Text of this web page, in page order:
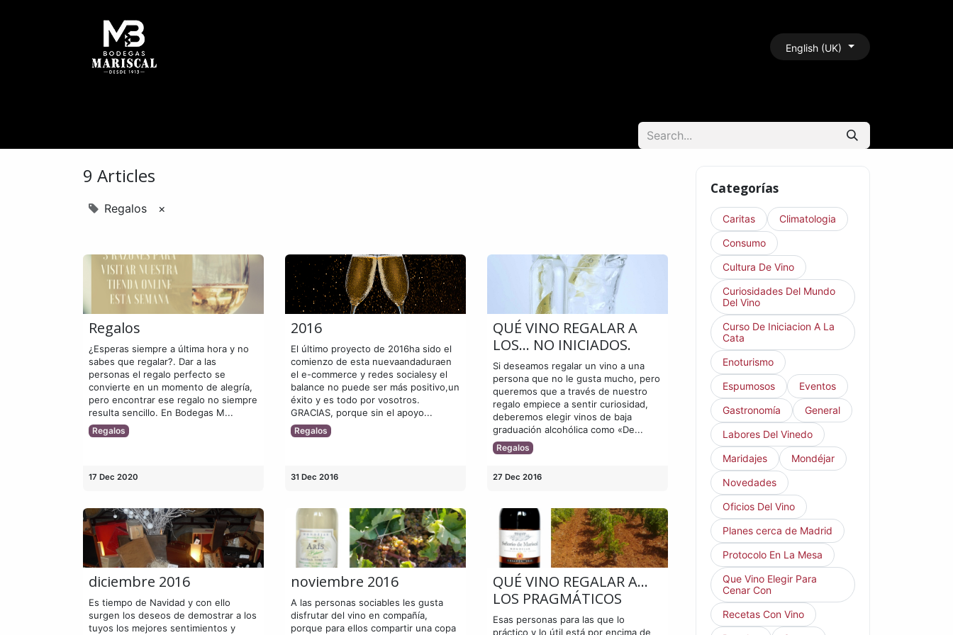
English (UK)
9 Articles
Regalos ×
Regalos
¿Esperas siempre a última hora y no
sabes que regalar?. Dar a las
personas el regalo perfecto se
convierte en un momento de alegría,
pero encontrar ese regalo no siempre
resulta sencillo. En Bodegas M...
Regalos
17 Dec 2020
2016
El último proyecto de 2016ha sido el
comienzo de esta nuevaandaduraen
el e-commerce y redes socialesy el
balance no puede ser más positivo,un
éxito y es todo por vosotros.
GRACIAS, porque sin el apoyo...
Regalos
31 Dec 2016
QUÉ VINO REGALAR A
LOS… NO INICIADOS.
Si deseamos regalar un vino a una
persona que no le gusta mucho, pero
queremos que a través de nuestro
regalo empiece a sentir curiosidad,
deberemos elegir vinos de baja
graduación alcohólica como «De...
Regalos
27 Dec 2016
diciembre 2016
Es tiempo de Navidad y con ello
surgen los deseos de demostrar a los
tuyos los mejores sentimientos y
noviembre 2016
A las personas sociables les gusta
disfrutar del vino en compañía,
porque para ellos compartir una copa
QUÉ VINO REGALAR A…
LOS PRAGMÁTICOS
Esas personas para las que lo
práctico y lo útil está por encima de
Categorías
Caritas
Climatologia
Consumo
Cultura De Vino
Curiosidades Del Mundo
Del Vino
Curso De Iniciacion A La
Cata
Enoturismo
Espumosos
Eventos
Gastronomía
General
Labores Del Vinedo
Maridajes
Mondéjar
Novedades
Oficios Del Vino
Planes cerca de Madrid
Protocolo En La Mesa
Que Vino Elegir Para
Cenar Con
Recetas Con Vino